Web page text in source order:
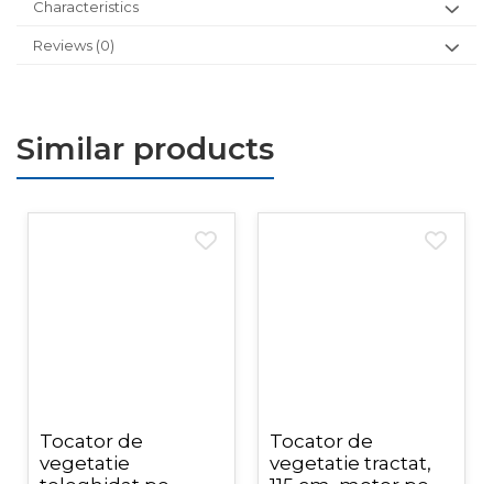
Characteristics
Reviews (0)
Similar products
Tocator de
vegetatie
Tocator de
vegetatie tractat,